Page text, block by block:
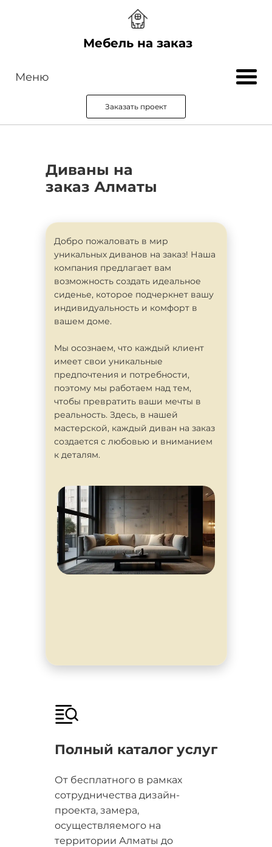
Мебель на заказ
Меню
Заказать проект
Диваны на
заказ Алматы
Добро пожаловать в мир
уникальных диванов на заказ! Наша
компания предлагает вам
возможность создать идеальное
сиденье, которое подчеркнет вашу
индивидуальность и комфорт в
вашем доме.
Мы осознаем, что каждый клиент
имеет свои уникальные
предпочтения и потребности,
поэтому мы работаем над тем,
чтобы превратить ваши мечты в
реальность. Здесь, в нашей
мастерской, каждый диван на заказ
создается с любовью и вниманием
к деталям.
Полный каталог услуг
От бесплатного в рамках
сотрудничества дизайн-
проекта, замера,
осуществляемого на
территории Алматы до